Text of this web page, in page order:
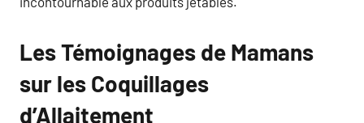
Les Témoignages de Mamans
sur les Coquillages
d’Allaitement